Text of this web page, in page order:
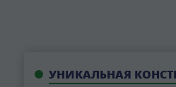
УНИКАЛЬНАЯ